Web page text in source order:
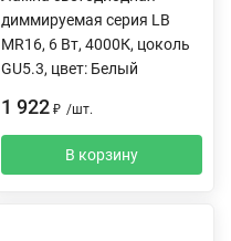
диммируемая серия LB
MR16, 6 Вт, 4000К, цоколь
GU5.3, цвет: Белый
1 922 ₽ /шт.
В корзину